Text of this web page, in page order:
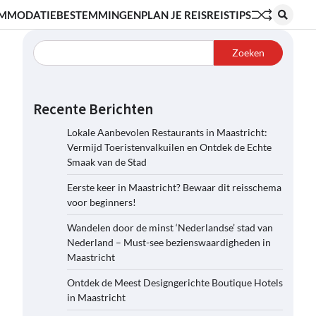
BESTEMMINGENPLAN JE REISREISTIPS
Zoeken
Recente Berichten
Lokale Aanbevolen Restaurants in Maastricht:
Vermijd Toeristenvalkuilen en Ontdek de Echte
Smaak van de Stad
Eerste keer in Maastricht? Bewaar dit reisschema
voor beginners!
Wandelen door de minst ‘Nederlandse’ stad van
Nederland – Must-see bezienswaardigheden in
Maastricht
Ontdek de Meest Designgerichte Boutique Hotels
in Maastricht